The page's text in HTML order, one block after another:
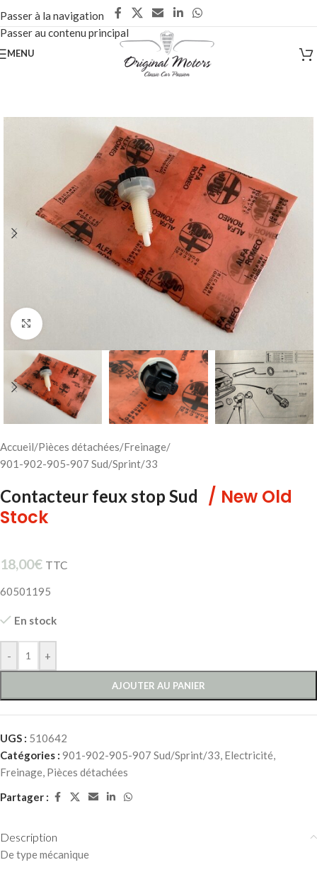
Passer à la navigation
Passer au contenu principal
MENU
Cliquez pour agrandir
Accueil/Pièces détachées/Freinage/
901-902-905-907 Sud/Sprint/33
Contacteur feux stop Sud / New Old
Stock
18,00€ TTC
60501195
En stock
- +
AJOUTER AU PANIER
UGS : 510642
Catégories : 901-902-905-907 Sud/Sprint/33, Electricité,
Freinage, Pièces détachées
Partager :
Description
De type mécanique